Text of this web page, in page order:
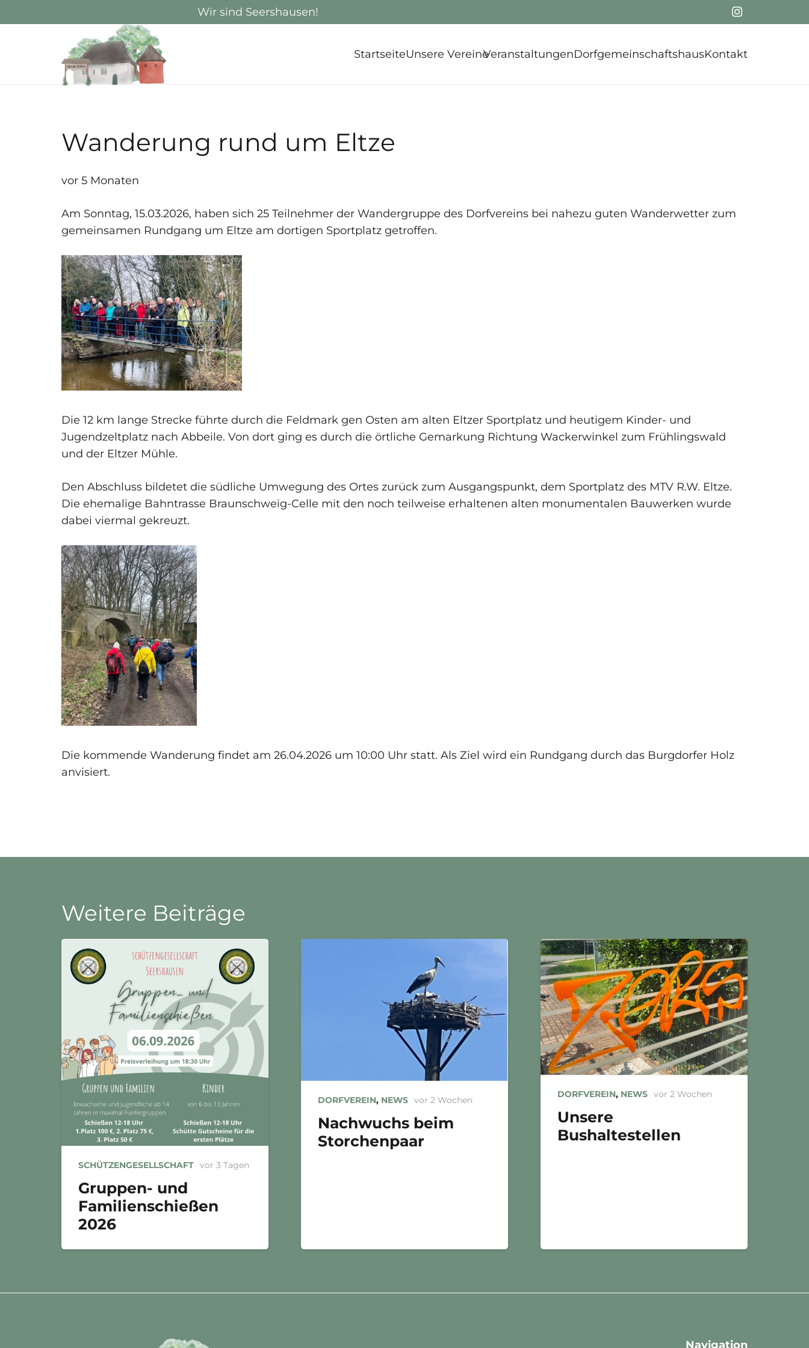
Wir sind Seershausen!
StartseiteUnsere VereineVeranstaltungenDorfgemeinschaftshausKontakt
Wanderung rund um Eltze
vor 5 Monaten
Am Sonntag, 15.03.2026, haben sich 25 Teilnehmer der Wandergruppe des Dorfvereins bei nahezu guten Wanderwetter zum
gemeinsamen Rundgang um Eltze am dortigen Sportplatz getroffen.
Die 12 km lange Strecke führte durch die Feldmark gen Osten am alten Eltzer Sportplatz und heutigem Kinder- und
Jugendzeltplatz nach Abbeile. Von dort ging es durch die örtliche Gemarkung Richtung Wackerwinkel zum Frühlingswald
und der Eltzer Mühle.
Den Abschluss bildetet die südliche Umwegung des Ortes zurück zum Ausgangspunkt, dem Sportplatz des MTV R.W. Eltze.
Die ehemalige Bahntrasse Braunschweig-Celle mit den noch teilweise erhaltenen alten monumentalen Bauwerken wurde
dabei viermal gekreuzt.
Die kommende Wanderung findet am 26.04.2026 um 10:00 Uhr statt. Als Ziel wird ein Rundgang durch das Burgdorfer Holz
anvisiert.
Weitere Beiträge
SCHÜTZENGESELLSCHAFT vor 3 Tagen
Gruppen- und
Familienschießen
2026
DORFVEREIN, NEWS vor 2 Wochen
Nachwuchs beim
Storchenpaar
DORFVEREIN, NEWS vor 2 Wochen
Unsere
Bushaltestellen
Navigation